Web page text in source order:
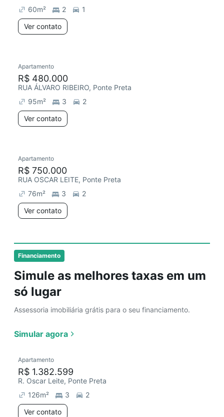
Financiamento
Simule as melhores taxas em um
só lugar
Assessoria imobiliária grátis para o seu financiamento.
Simular agora
60m² 2
1
Ver contato
Apartamento
R$ 480.000
RUA ÁLVARO RIBEIRO, Ponte Preta
95m² 3
2
Ver contato
Apartamento
R$ 750.000
RUA OSCAR LEITE, Ponte Preta
76m² 3
2
Ver contato
Apartamento
R$ 1.382.599
R. Oscar Leite, Ponte Preta
126m² 3
2
Ver contato